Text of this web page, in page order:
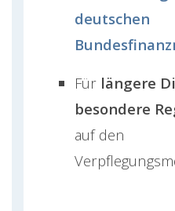
deutschen
Für längere
besondere
auf den